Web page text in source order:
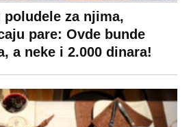
za njima,
pare: Ovde bunde
a neke i 2.000 dinara!